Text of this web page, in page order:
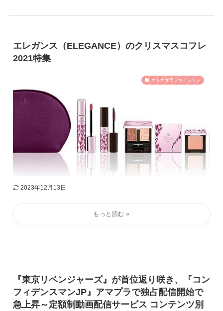
エレガンス（ELEGANCE）のクリスマスコフレ
2021特集
オトナ女子ファッション
2023年12月13日
『東京リベンジャーズ』が首位返り咲き、『コン
フィデンスマンJP』アマプラで独占配信開始で
急上昇～定額制動画配信サービス コンテンツ別